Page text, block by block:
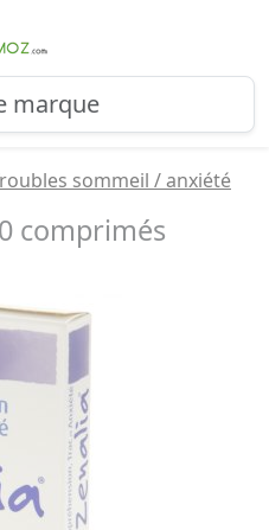
sommeil / anxiété
comprimés